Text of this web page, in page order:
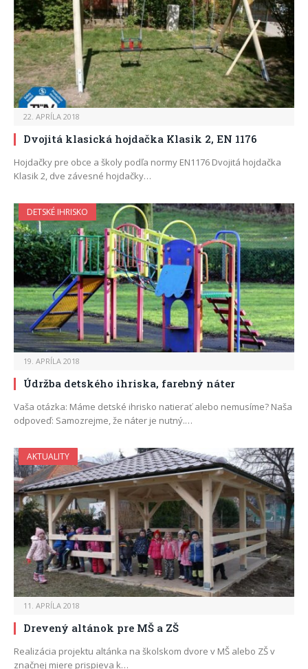
22. APRÍLA 2018
Dvojitá klasická hojdačka Klasik 2, EN 1176
Hojdačky pre obce a školy podľa normy EN1176 Dvojitá hojdačka
Klasik 2, dve závesné hojdačky…
DETSKÉ IHRISKO
19. APRÍLA 2018
Údržba detského ihriska, farebný náter
Vaša otázka: Máme detské ihrisko natierať alebo nemusíme? Naša
odpoveď: Samozrejme, že náter je nutný.…
AKTUALITY
11. APRÍLA 2018
Drevený altánok pre MŠ a ZŠ
Realizácia projektu altánka na školskom dvore v MŠ alebo ZŠ v
značnej miere prispieva k…